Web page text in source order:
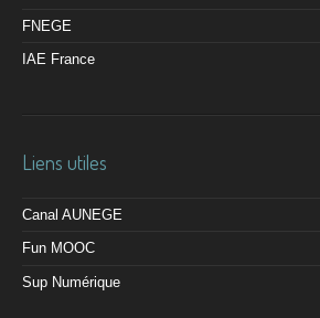
FNEGE
IAE France
Liens utiles
Canal AUNEGE
Fun MOOC
Sup Numérique